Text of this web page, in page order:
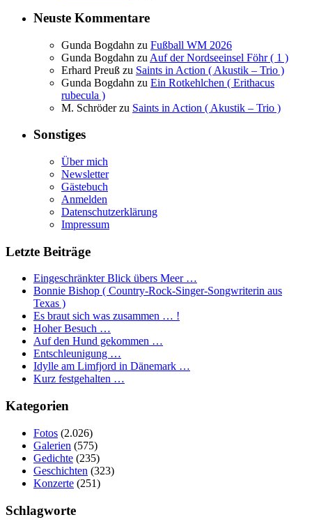
Neuste Kommentare
Gunda Bogdahn zu Fußball WM 2026
Gunda Bogdahn zu Auf der Nordseeinsel Föhr ( 1 )
Erhard Preuß zu Saints in Action ( Akustik – Trio )
Gunda Bogdahn zu Ein Rotkehlchen ( Erithacus
rubecula )
M. Schröderzu Saints in Action ( Akustik – Trio )
Sonstiges
Über mich
Newsletter
Gästebuch
Anmelden
Datenschutzerklärung
Impressum
Letzte Beiträge
Eingeschränkter Blick übers Meer …
Bonnie Bishop ( Country-Rock-Singer-Songwriterin aus
Texas )
Es braut sich was zusammen … !
Hoher Besuch …
Auf den Hund gekommen …
Entschleunigung …
Idylle am Limfjord in Dänemark …
Kurz festgehalten …
Kategorien
Fotos (2.026)
Galerien (575)
Gedichte (235)
Geschichten (323)
Konzerte (251)
Schlagworte